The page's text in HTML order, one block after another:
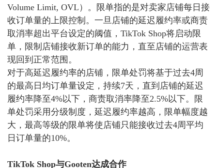
Volume Limit, OVL）。限单指的是对卖家店铺每日接
收订单量的上限控制。一旦店铺的延迟履约率或商责
取消率超出平台设定的阈值，TikTok Shop将启动限
单，限制店铺接收新订单的能力，直至店铺的运营表
现回到正常范围。
对于高延迟履约率的店铺，限单处罚将基于过去4周
的最高日均订单量设定，持续7天，直到店铺的延迟
履约率降至4%以下，商责取消率降至2.5%以下。
限
单处罚采用分级制度，延迟履约率越高，限单幅度越
大，最高等级的限单将使店铺只能接收过去4周平均
日订单量的10%。
TikTok Shop与Gooten达成合作